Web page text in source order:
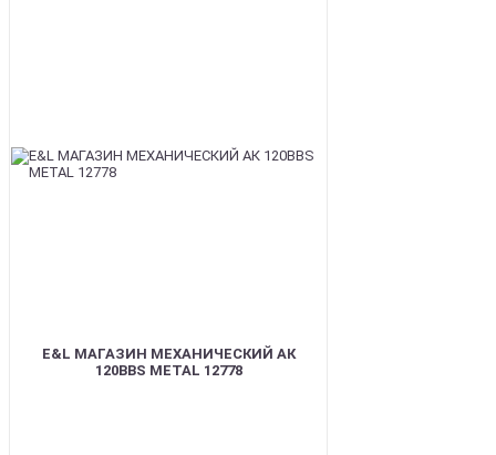
E&L МАГАЗИН МЕХАНИЧЕСКИЙ АК
120BBS METAL 12778